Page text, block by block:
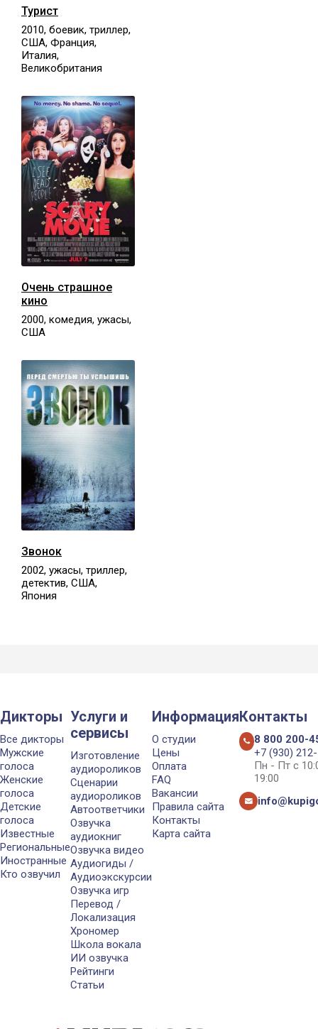
Турист
2010, боевик, триллер,
США, Франция,
Италия,
Великобритания
Очень страшное
кино
2000, комедия, ужасы,
США
Звонок
2002, ужасы, триллер,
детектив, США,
Япония
Дикторы
Все дикторы
Мужские
голоса
Женские
голоса
Детские
голоса
Известные
Региональные
Иностранные
Кто озвучил
Услуги и
сервисы
Изготовление
аудиороликов
Сценарии
аудиороликов
Автоответчики
Озвучка
аудиокниг
Озвучка видео
Аудиогиды /
Аудиоэкскурсии
Озвучка игр
Перевод /
Локализация
Хрономер
Школа вокала
ИИ озвучка
Рейтинги
Статьи
Информация
О студии
Цены
Оплата
FAQ
Вакансии
Правила сайта
Контакты
Карта сайта
Контакты
8 800 200-
+7 (930)
Пн - Пт с
19:00